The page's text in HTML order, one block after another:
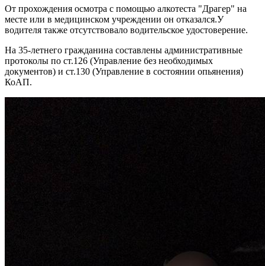
От прохождения осмотра с помощью алкотеста "Драгер" на
месте или в медицинском учреждении он отказался.У
водителя также отсутствовало водительское удостоверение.
На 35-летнего гражданина составлены административные
протоколы по ст.126 (Управление без необходимых
документов) и ст.130 (Управление в состоянии опьянения)
КоАП.